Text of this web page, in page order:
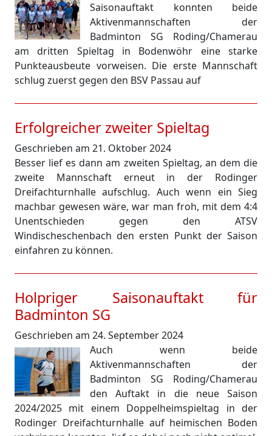
Saisonauftakt konnten beide
Aktivenmannschaften der
Badminton SG Roding/Chamerau
am dritten Spieltag in Bodenwöhr eine starke
Punkteausbeute vorweisen. Die erste Mannschaft
schlug zuerst gegen den BSV Passau auf
Erfolgreicher zweiter Spieltag
Geschrieben am 21. Oktober 2024
Besser lief es dann am zweiten Spieltag, an dem die
zweite Mannschaft erneut in der Rodinger
Dreifachturnhalle aufschlug. Auch wenn ein Sieg
machbar gewesen wäre, war man froh, mit dem 4:4
Unentschieden gegen den ATSV
Windischeschenbach den ersten Punkt der Saison
einfahren zu können.
Holpriger Saisonauftakt für
Badminton SG
Geschrieben am 24. September 2024
Auch wenn beide
Aktivenmannschaften der
Badminton SG Roding/Chamerau
den Auftakt in die neue Saison
2024/2025 mit einem Doppelheimspieltag in der
Rodinger Dreifachturnhalle auf heimischen Boden